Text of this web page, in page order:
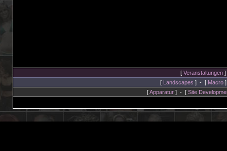
[ Veranstaltungen
[ Landscapes ] - [ Macro]
[Apparatur] - [ Site